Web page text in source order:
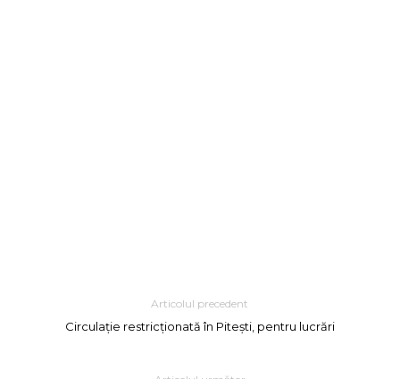
Articolul precedent
Circulație restricționată în Pitești, pentru lucrări